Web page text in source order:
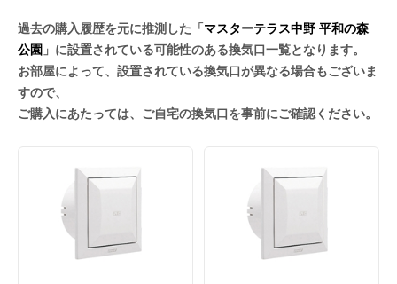
過去の購入履歴を元に推測した「マスターテラス中野 平和の森
公園 」に設置されている可能性のある換気口一覧となります。
お部屋によって、設置されている換気口が異なる場合もございま
すので、
ご購入にあたっては、ご自宅の換気口を事前にご確認ください。